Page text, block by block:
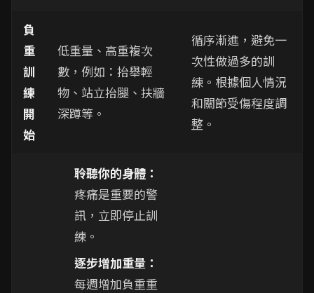
負
重
訓
練
開
始
低重量、高重複次
數，例如：抬舉輕
物、站立抬腿、扶牆
深蹲等。
循序漸進，避免一
次性做過多的訓
練。根據個人情況
和關節受傷程度調
整。
聆聽你的身體：
疼痛是重要的警
訊，立即停止訓
練。
逐步增加重量：
每週增加負重重